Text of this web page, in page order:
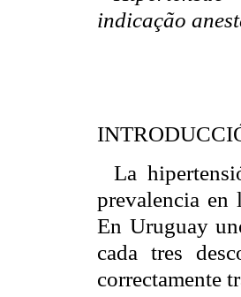
indicação
La
prevalencia en
En Uruguay
cada tres
correctamente